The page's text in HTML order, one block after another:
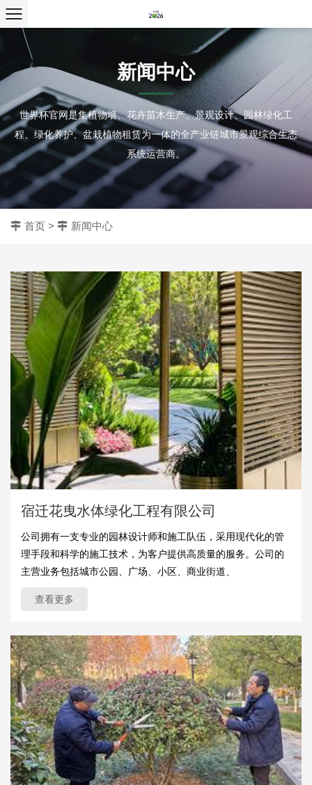
新闻中心
世界杯官网是集植物墙、花卉苗木生产、景观设计、园林绿化工
程、绿化养护、盆栽植物租赁为一体的全产业链城市景观综合生态
系统运营商。
首页 > 新闻中心
宿迁花曳水体绿化工程有限公司
公司拥有一支专业的园林设计师和施工队伍，采用现代化的管
理手段和科学的施工技术，为客户提供高质量的服务。公司的
主营业务包括城市公园、广场、小区、商业街道、
查看更多